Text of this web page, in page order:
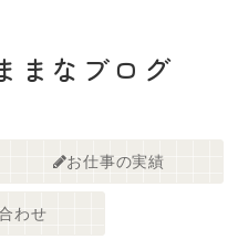
まなブログ
お仕事の実績
わせ